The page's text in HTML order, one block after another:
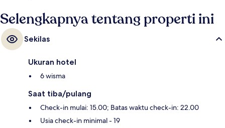
Selengkapnya tentang properti ini
Sekilas
Ukuran hotel
6 wisma
Saat tiba/pulang
Check-in mulai: 15.00; Batas waktu check-in: 22.00
Usia check-in minimal - 19